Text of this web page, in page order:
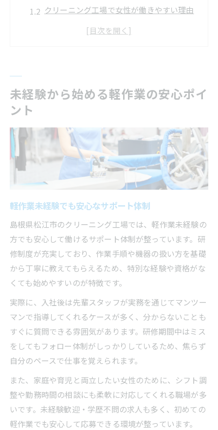
クリーニング工場で女性が働きやすい理由
初めての軽作業で感じる疑問や不安の解消
女性が長期で働きやすい現場の魅力を発見
クリーニング工場で見つかる女性向け環境
女性が長く働くための軽作業現場選び
働きやすい軽作業現場のサポート内容
クリーニング工場勤務で安定収入を目指すには
軽作業で安定収入を得る働き方のコツ
クリーニング工場で収入を安定させるポイ
ント
女性に優しい軽作業の給与や待遇の実情
長期で働くことで得られる収入メリット
軽作業で生活安定を実現する方法
家事と仕事を両立できる働き方のコツ
軽作業なら家事と仕事の両立がしやすい理
由
女性が無理なく続けられるシフト活用術
家庭を大切にしながら働く軽作業の工夫
クリーニング工場で両立実現のポイント
家事と両立しやすい軽作業勤務の特徴
地域に根ざす軽作業でやりがいを実感
未経験から始める軽作業の安心ポイ
ント
軽作業未経験でも安心なサポート体制
島根県松江市のクリーニング工場では、軽作業未経験の
方でも安心して働けるサポート体制が整っています。研
修制度が充実しており、作業手順や機器の扱い方を基礎
から丁寧に教えてもらえるため、特別な経験や資格がな
くても始めやすいのが特徴です。
実際に、入社後は先輩スタッフが実務を通じてマンツー
マンで指導してくれるケースが多く、分からないことも
すぐに質問できる雰囲気があります。研修期間中はミス
をしてもフォロー体制がしっかりしているため、焦らず
自分のペースで仕事を覚えられます。
また、家庭や育児と両立したい女性のために、シフト調
整や勤務時間の相談にも柔軟に対応してくれる職場が多
いです。未経験歓迎・学歴不問の求人も多く、初めての
軽作業でも安心して応募できる環境が整っています。